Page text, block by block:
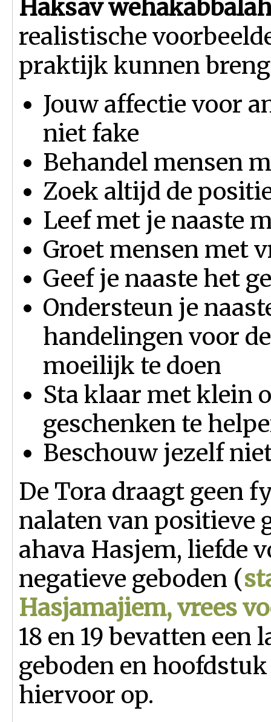
Haksav
realistische
praktijk kunnen
Jouw affectie voor
niet fake
Behandel mensen
Zoek altijd de
Leef met je naaste
Groet mensen met
Geef je naaste het
Ondersteun je
handelingen voor
moeilijk te doen
Sta klaar met klein
geschenken te
Beschouw jezelf
De Tora draagt geen
nalaten van positieve
ahava Hasjem, liefde
negatieve geboden (
Hasjamajiem, vrees
18 en 19 bevatten een
geboden en
hiervoor op.